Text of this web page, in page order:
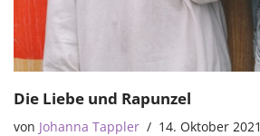
Die Liebe und Rapunzel
von Johanna Tappler 14. Oktober 2021